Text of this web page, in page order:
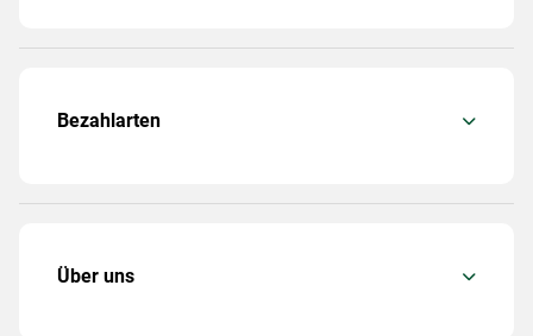
Bezahlarten
Über uns